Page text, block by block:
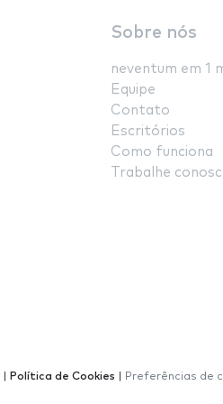
Sobre nós
neventum em 1
Equipe
Contato
Escritórios
Como funciona
Trabalhe
Política de Cookies Preferências de